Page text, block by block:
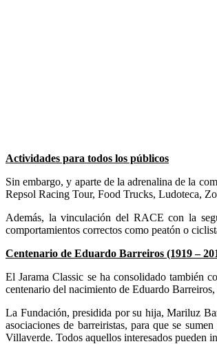
Actividades para todos los públicos
Sin embargo, y aparte de la adrenalina de la
Repsol Racing Tour, Food Trucks, Ludoteca,
Además, la vinculación del RACE con la
comportamientos correctos como peatón o
Centenario de Eduardo Barreiros (1919 –
El Jarama Classic se ha consolidado también
centenario del nacimiento de Eduardo
La Fundación, presidida por su hija, Mariluz
asociaciones de barreiristas, para que se
Villaverde. Todos aquellos interesados pueden